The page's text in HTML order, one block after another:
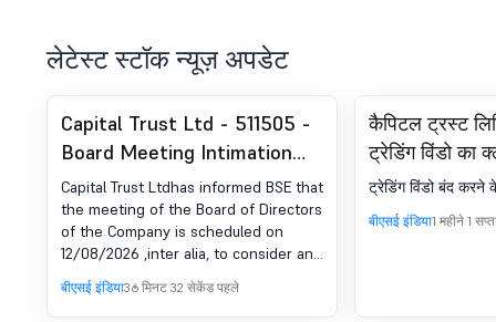
लेटेस्ट स्टॉक न्यूज़ अपडेट
Capital Trust Ltd - 511505 -
Board Meeting Intimation
for Prior-Intimation Of
Proposed Board Meeting
Under Regulation 29 (1) (A) Of
The SEBI (Listing Obligations
And Disclosure
Capital Trust Ltdhas informed BSE that
the meeting of the Board of Directors
of the Company is scheduled on
12/08/2026 ,inter alia, to consider and
approve Notice is hereby given that a
meeting of the Board of Directors of
बीएसई इंडिया36 मिनट 32 सेकेंड पहले
कैपिटल ट्रस्ट
ट्रेडिंग विंडो का
ट्रेडिंग विंडो बंद करने
बीएसई इंडिया1 महीने 1